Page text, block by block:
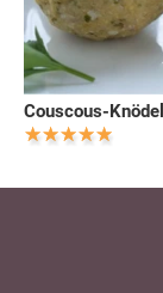
Couscous-Knödel